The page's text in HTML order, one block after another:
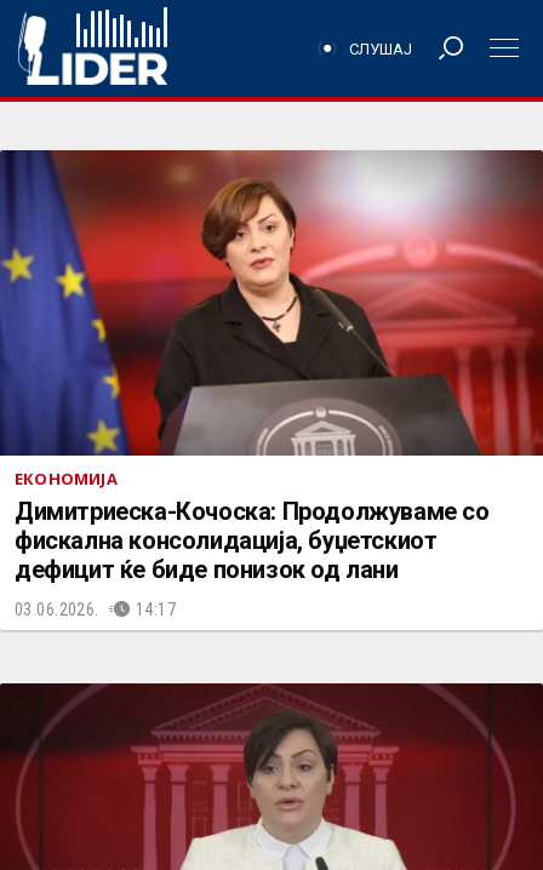
СЛУШАЈ
ЕКОНОМИЈА
Димитриеска-Кочоска: Продолжуваме со
фискална консолидација, буџетскиот
дефицит ќе биде понизок од лани
03.06.2026. 14:17